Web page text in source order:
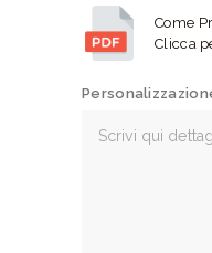
Come
Clicca